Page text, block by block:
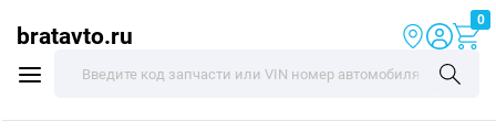
bratavto.ru
0